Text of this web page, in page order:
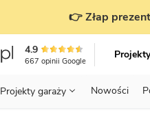
👉 Złap
4.9
667 opinii Google
Projekty garaży Nowości